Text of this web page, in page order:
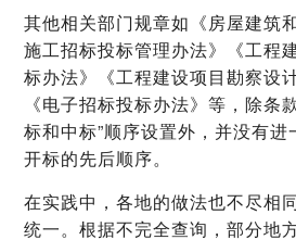
其他相关部门规章如《房屋建筑
施工招标投标管理办法》《工程
标办法》《工程建设项目勘察设
《电子招标投标办法》等，除条
标和中标”顺序设置外，并没有
开标的先后顺序。
在实践中，各地的做法也不尽相
统一。根据不完全查询，部分地